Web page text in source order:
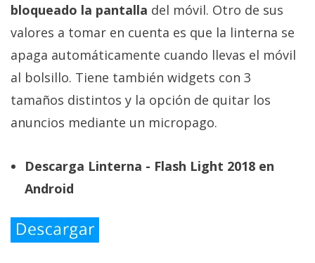
bloqueado la pantalla del móvil. Otro de sus
valores a tomar en cuenta es que la linterna se
apaga automáticamente cuando llevas el móvil
al bolsillo. Tiene también widgets con 3
tamaños distintos y la opción de quitar los
anuncios mediante un micropago.
Descarga Linterna - Flash Light 2018 en
Android